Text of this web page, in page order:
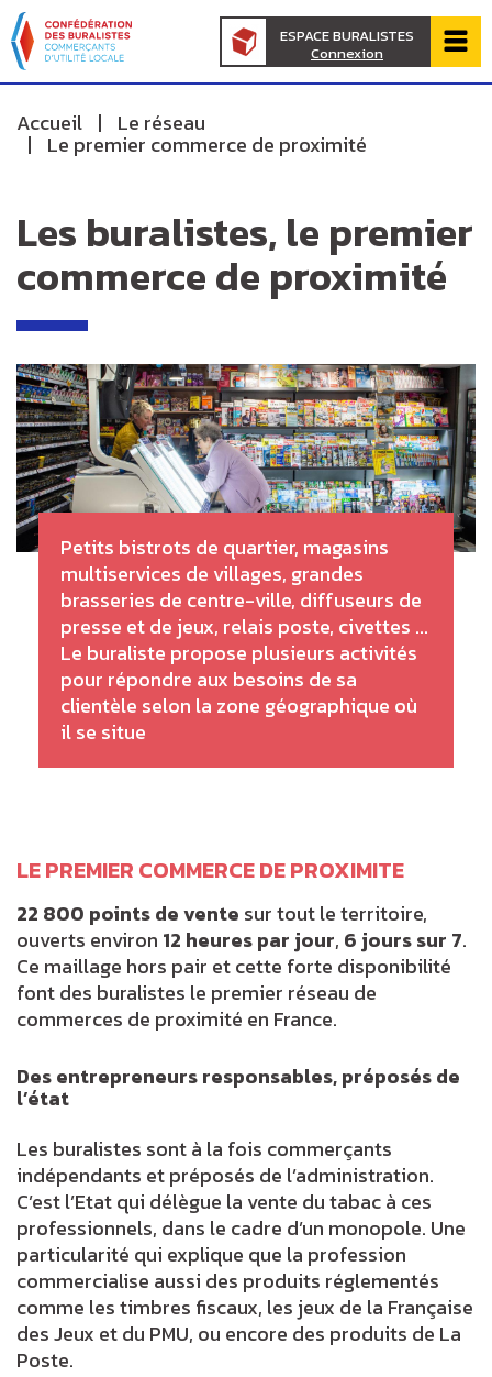
au
contenu
principal
ESPACE BURALISTES
Connexion
d'Ariane
Accueil Le réseau
Le premier commerce de proximité
Les buralistes, le premier
commerce de proximité
Petits bistrots de quartier, magasins
multiservices de villages, grandes
brasseries de centre-ville, diffuseurs de
presse et de jeux, relais poste, civettes ...
Le buraliste propose plusieurs activités
pour répondre aux besoins de sa
clientèle selon la zone géographique où
il se situe
LE PREMIER COMMERCE DE PROXIMITE
22 800 points de vente sur tout le territoire,
ouverts environ 12 heures par jour, 6 jours sur 7.
Ce maillage hors pair et cette forte disponibilité
font des buralistes le premier réseau de
commerces de proximité en France.
Des entrepreneurs responsables, préposés de
l’état
Les buralistes sont à la fois commerçants
indépendants et préposés de l’administration.
C’est l’Etat qui délègue la vente du tabac à ces
professionnels, dans le cadre d’un monopole. Une
particularité qui explique que la profession
commercialise aussi des produits réglementés
comme les timbres fiscaux, les jeux de la Française
des Jeux et du PMU, ou encore des produits de La
Poste.
de
page
Panneau de gestion des cookies